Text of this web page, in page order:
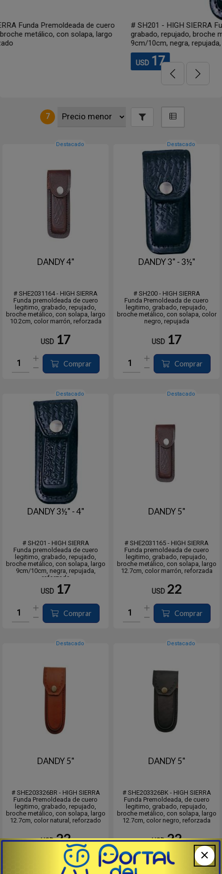
cuero
largo
# SH201 - HIGH SIERRA Funda premoldeada de cuero
grabado, repujado, broche metálico, con solapa, largo
9cm/10cm, negra, repujada, reforzada
7
Destacado
DANDY 4"
# SHE2031164 - HIGH SIERRA
Funda premoldeada de cuero
legitimo, grabado, repujado,
broche metálico, con solapa, largo
10.2cm, color marrón, reforzada
USD 17
Comprar
Destacado
DANDY 3" - 3½"
# SH200 - HIGH SIERRA
Funda Premoldeada de cuero
legitimo, grabado, repujado,
broche metálico, con solapa, color
negro, repujada
USD 17
Comprar
Destacado
DANDY 3½" - 4"
# SH201 - HIGH SIERRA
Funda premoldeada de cuero
legitimo, grabado, repujado,
broche metálico, con solapa, largo
9cm/10cm, negra, repujada,
reforzada
USD 17
Comprar
Destacado
DANDY 5"
# SHE2031165 - HIGH SIERRA
Funda premoldeada de cuero
legitimo, grabado, repujado,
broche metálico, con solapa, largo
12.7cm, color marrón, reforzada
USD 22
Comprar
Destacado
DANDY 5"
# SHE203326BR - HIGH SIERRA
Funda Premoldeada de cuero
legitimo, grabado, repujado,
broche metálico, con solapa, largo
12.7cm, color natural, reforzado
USD 22
Comprar
Destacado
DANDY 5"
# SHE203326BK - HIGH SIERRA
Funda Premoldeada, de cuero
legitimo, grabado, repujado,
broche metálico, con solapa, largo
12.7cm, color negro, reforzada
USD 22
Comprar